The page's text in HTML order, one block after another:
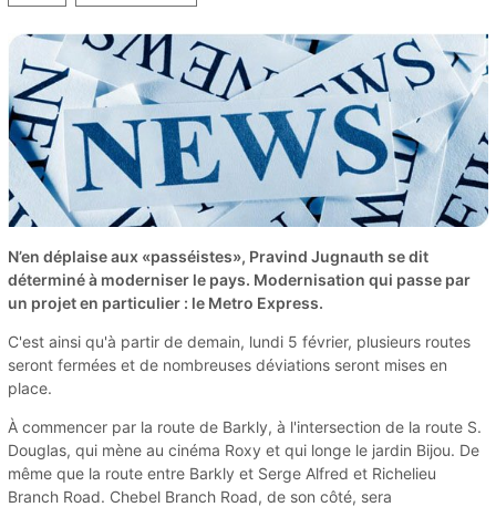
N’en déplaise aux «passéistes», Pravind Jugnauth se dit
déterminé à moderniser le pays. Modernisation qui passe par
un projet en particulier : le Metro Express.
C'est ainsi qu'à partir de demain, lundi 5 février, plusieurs routes
seront fermées et de nombreuses déviations seront mises en
place.
À commencer par la route de Barkly, à l'intersection de la route S.
Douglas, qui mène au cinéma Roxy et qui longe le jardin Bijou. De
même que la route entre Barkly et Serge Alfred et Richelieu
Branch Road. Chebel Branch Road, de son côté, sera